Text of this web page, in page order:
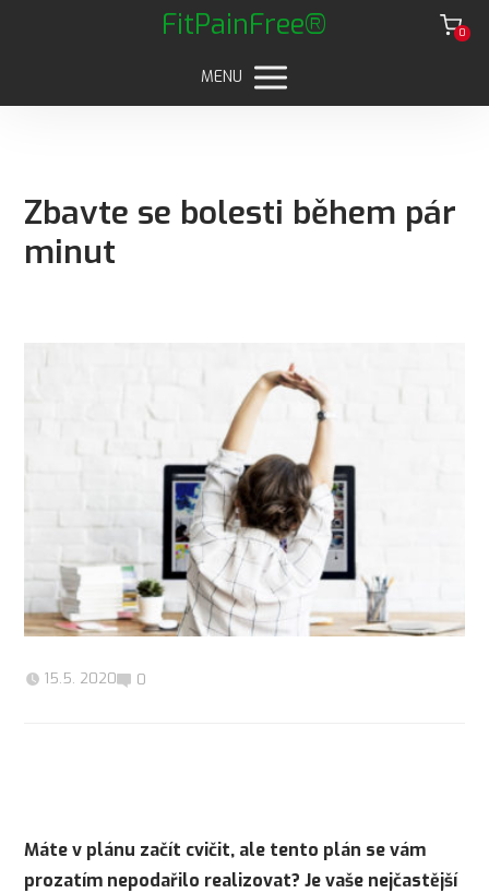
FitPainFree® 0
MENU
Zbavte se bolesti během pár
minut
15.5. 2020 0
Máte v plánu začít cvičit, ale tento plán se vám
prozatím nepodařilo realizovat? Je vaše nejčastější